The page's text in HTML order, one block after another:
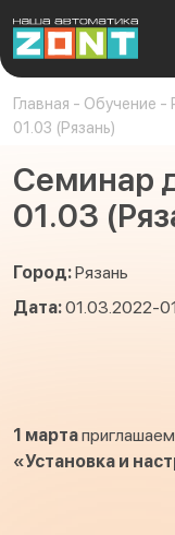
Главная - Обучение -
01.03 (Рязань)
Семинар
01.03
Город:Рязань
Дата:01.03.2022-
1 марта
«Установка и